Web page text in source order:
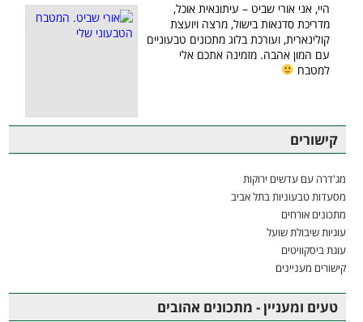
היי, אני אורי שביט – עיתונאית אוכל,
מדריכת סדנאות בישול, מרצה ויועצת
קולינארית, ועורכת בלוג מתכונים טבעוניים
עם המון אהבה. מזמינה אתכם אלי
למטבח
קישורים
מג'דרה עם עדשים ירוקות
מסעדות טבעוניות בתל אביב
מתכונים אורחים
עוגיות שיבולת שועל
עוגת ביסקוויטים
קישורים מעניינים
טעים ומעניין - מתכונים אהובים